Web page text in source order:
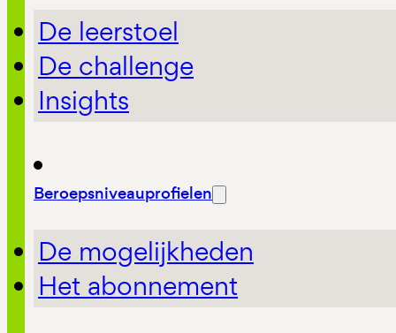
De leerstoel
De challenge
Insights
Beroepsniveauprofielen
De mogelijkheden
Het abonnement